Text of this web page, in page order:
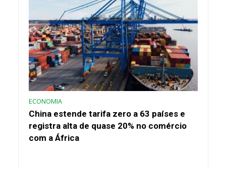
ECONOMIA
China estende tarifa zero a 63 países e
registra alta de quase 20% no comércio
com a África